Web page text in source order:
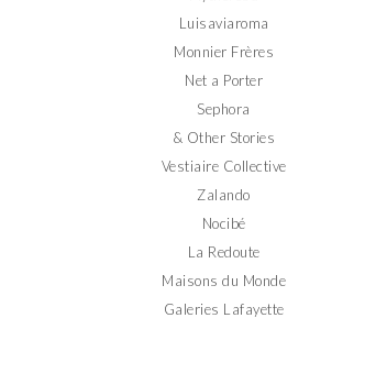
Luisaviaroma
Monnier Frères
Net a Porter
Sephora
& Other Stories
Vestiaire Collective
Zalando
Nocibé
La Redoute
Maisons du Monde
Galeries Lafayette